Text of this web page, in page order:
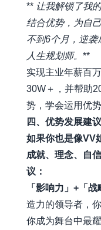
** 让我解锁了我
结合优势，为自
不到6个月，逆袭
人生规划师。 **
实现主业年薪百
30W＋，并帮助
势，学会运用优
四、优势发展建议
如果你也是像VV
成就、理念、自
议：
「影响力」+「
造力的领导者，
你成为舞台中最